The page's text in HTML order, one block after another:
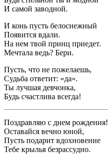
И самой заводной.
И конь пусть белоснежный
Появится вдали.
На нем твой принц приедет.
Мечтала ведь? Бери.
Пусть, что не пожелаешь,
Судьба ответит: «да».
Ты лучшая девчонка,
Будь счастлива всегда!
Поздравляю с днем рождения!
Оставайся вечно юной,
Пусть подарит вдохновение
Тебе крылья безрассудно.